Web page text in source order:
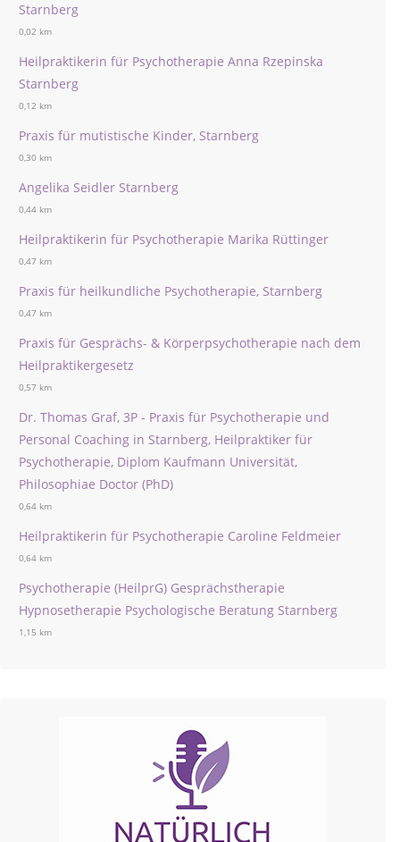
Starnberg
0,02 km
Heilpraktikerin für Psychotherapie Anna Rzepinska
Starnberg
0,12 km
Praxis für mutistische Kinder, Starnberg
0,30 km
Angelika Seidler Starnberg
0,44 km
Heilpraktikerin für Psychotherapie Marika Rüttinger
0,47 km
Praxis für heilkundliche Psychotherapie, Starnberg
0,47 km
Praxis für Gesprächs- & Körperpsychotherapie nach dem
Heilpraktikergesetz
0,57 km
Dr. Thomas Graf, 3P - Praxis für Psychotherapie und
Personal Coaching in Starnberg, Heilpraktiker für
Psychotherapie, Diplom Kaufmann Universität,
Philosophiae Doctor (PhD)
0,64 km
Heilpraktikerin für Psychotherapie Caroline Feldmeier
0,64 km
Psychotherapie (HeilprG) Gesprächstherapie
Hypnosetherapie Psychologische Beratung Starnberg
1,15 km